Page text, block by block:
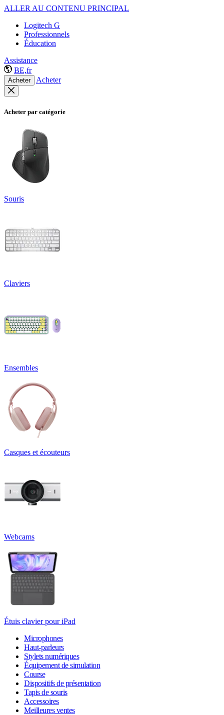
ALLER AU CONTENU PRINCIPAL
Logitech G
Professionnels
Éducation
Assistance
BE,fr
Acheter Acheter
Acheter par catégorie
Souris
Claviers
Ensembles
Casques et écouteurs
Webcams
Étuis clavier pour iPad
Microphones
Haut-parleurs
Stylets numériques
Équipement de simulation
Course
Dispositifs de présentation
Tapis de souris
Accessoires
Meilleures ventes